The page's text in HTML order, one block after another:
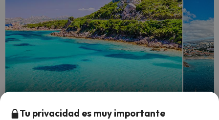
Tu privacidad es muy importante